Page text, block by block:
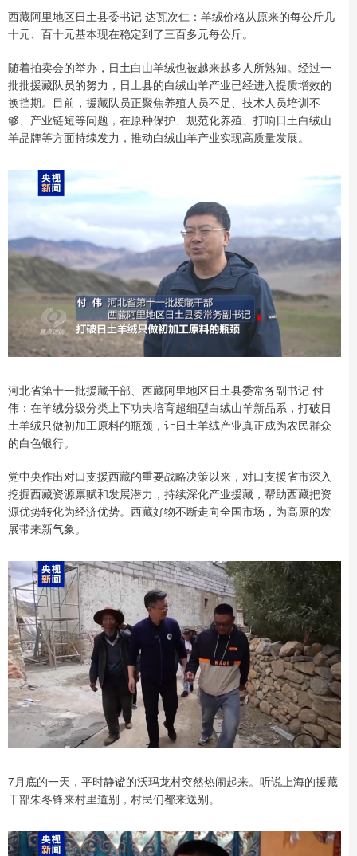
西藏阿里地区日土县委书记 达瓦次仁：羊绒价格从原来的每公斤几
十元、百十元基本现在稳定到了三百多元每公斤。
随着拍卖会的举办，日土白山羊绒也被越来越多人所熟知。经过一
批批援藏队员的努力，日土县的白绒山羊产业已经进入提质增效的
换挡期。目前，援藏队员正聚焦养殖人员不足、技术人员培训不
够、产业链短等问题，在原种保护、规范化养殖、打响日土白绒山
羊品牌等方面持续发力，推动白绒山羊产业实现高质量发展。
河北省第十一批援藏干部、西藏阿里地区日土县委常务副书记 付
伟：在羊绒分级分类上下功夫培育超细型白绒山羊新品系，打破日
土羊绒只做初加工原料的瓶颈，让日土羊绒产业真正成为农民群众
的白色银行。
党中央作出对口支援西藏的重要战略决策以来，对口支援省市深入
挖掘西藏资源禀赋和发展潜力，持续深化产业援藏，帮助西藏把资
源优势转化为经济优势。西藏好物不断走向全国市场，为高原的发
展带来新气象。
7月底的一天，平时静谧的沃玛龙村突然热闹起来。听说上海的援藏
干部朱冬锋来村里道别，村民们都来送别。